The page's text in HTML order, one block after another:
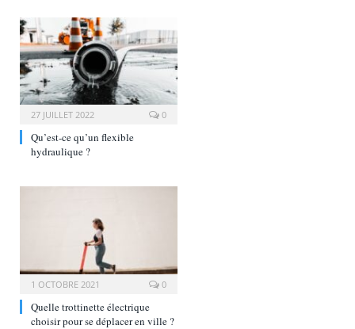
27 JUILLET 2022 0
Qu’est-ce qu’un flexible
hydraulique ?
1 OCTOBRE 2021 0
Quelle trottinette électrique
choisir pour se déplacer en ville ?